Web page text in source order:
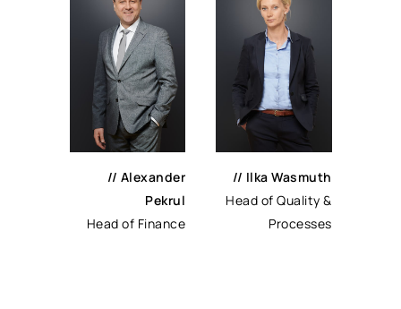
// Alexander
Pekrul
Head of Finance
// Ilka Wasmuth
Head of Quality &
Processes